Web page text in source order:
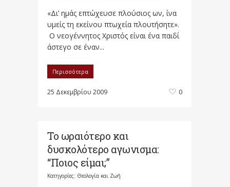
«Δι’ ημάς επτώχευσε πλούσιος ων, ίνα
υμείς τη εκείνου πτωχεία πλουτήσητε».
Ο νεογέννητος Χριστός είναι ένα παιδί
άστεγο σε έναν...
Περισσότερα
25 Δεκεμβρίου 2009 0
Το ωραιότερο και
δυσκολότερο αγωνισμα:
“Ποιος είμαι;”
Κατηγορίες: Θεολογία και Ζωή